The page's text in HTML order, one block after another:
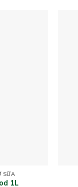
SỮA
1L